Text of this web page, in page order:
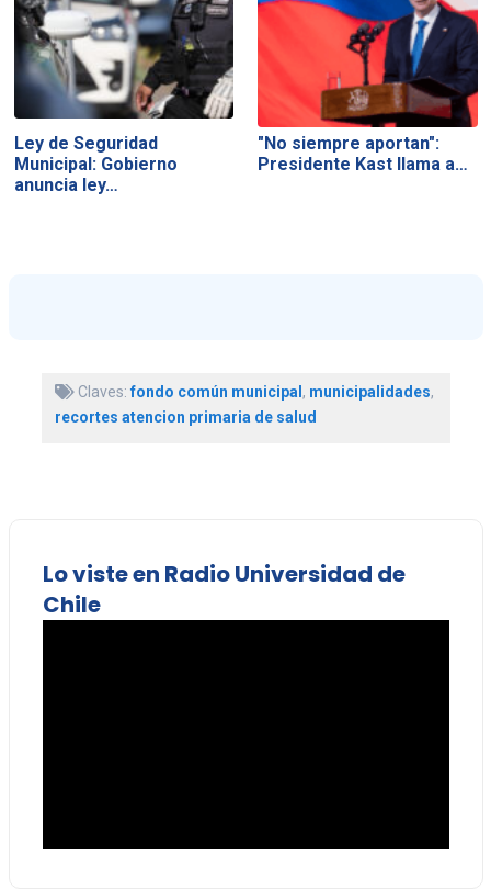
Ley de Seguridad
Municipal: Gobierno
anuncia ley…
"No siempre aportan":
Presidente Kast llama a…
Claves:fondo común municipal , municipalidades,
recortes atencion primaria de salud
Lo viste en Radio Universidad de
Chile